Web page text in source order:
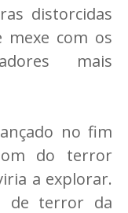
distorcidas
mexe com os
mais
no fim
do terror
a explorar.
de terror da